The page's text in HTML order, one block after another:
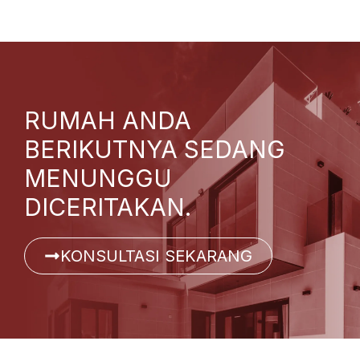
RUMAH ANDA
BERIKUTNYA SEDANG
MENUNGGU
DICERITAKAN.
KONSULTASI SEKARANG